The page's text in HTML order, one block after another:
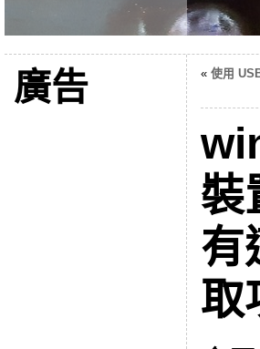
廣告 « 使用
裝
有
取